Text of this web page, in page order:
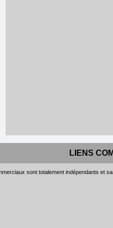
LIENS
sont totalement indépendants et